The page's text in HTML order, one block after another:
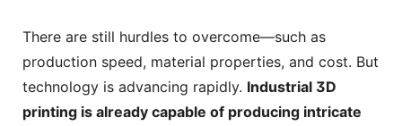
There are still hurdles to overcome—such as
production speed, material properties, and cost. But
technology is advancing rapidly. Industrial 3D
printing is already capable of producing intricate